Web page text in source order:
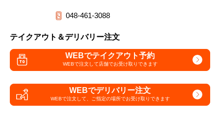
048-461-3088
テイクアウト＆デリバリー注文
WEBでテイクアウト予約
WEBで注文して店舗でお受け取りできます
WEBでデリバリー注文
WEBで注文して、 ご指定の場所でお受け取りできます